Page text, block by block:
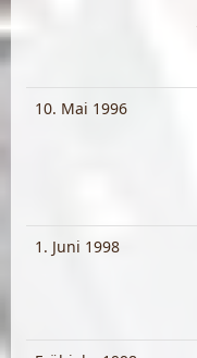
10. Mai 1996
1. Juni 1998